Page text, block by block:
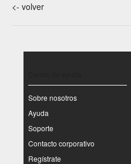
<- volver
Sobre nosotros
Ayuda
Soporte
Contacto corporativo
Regístrate